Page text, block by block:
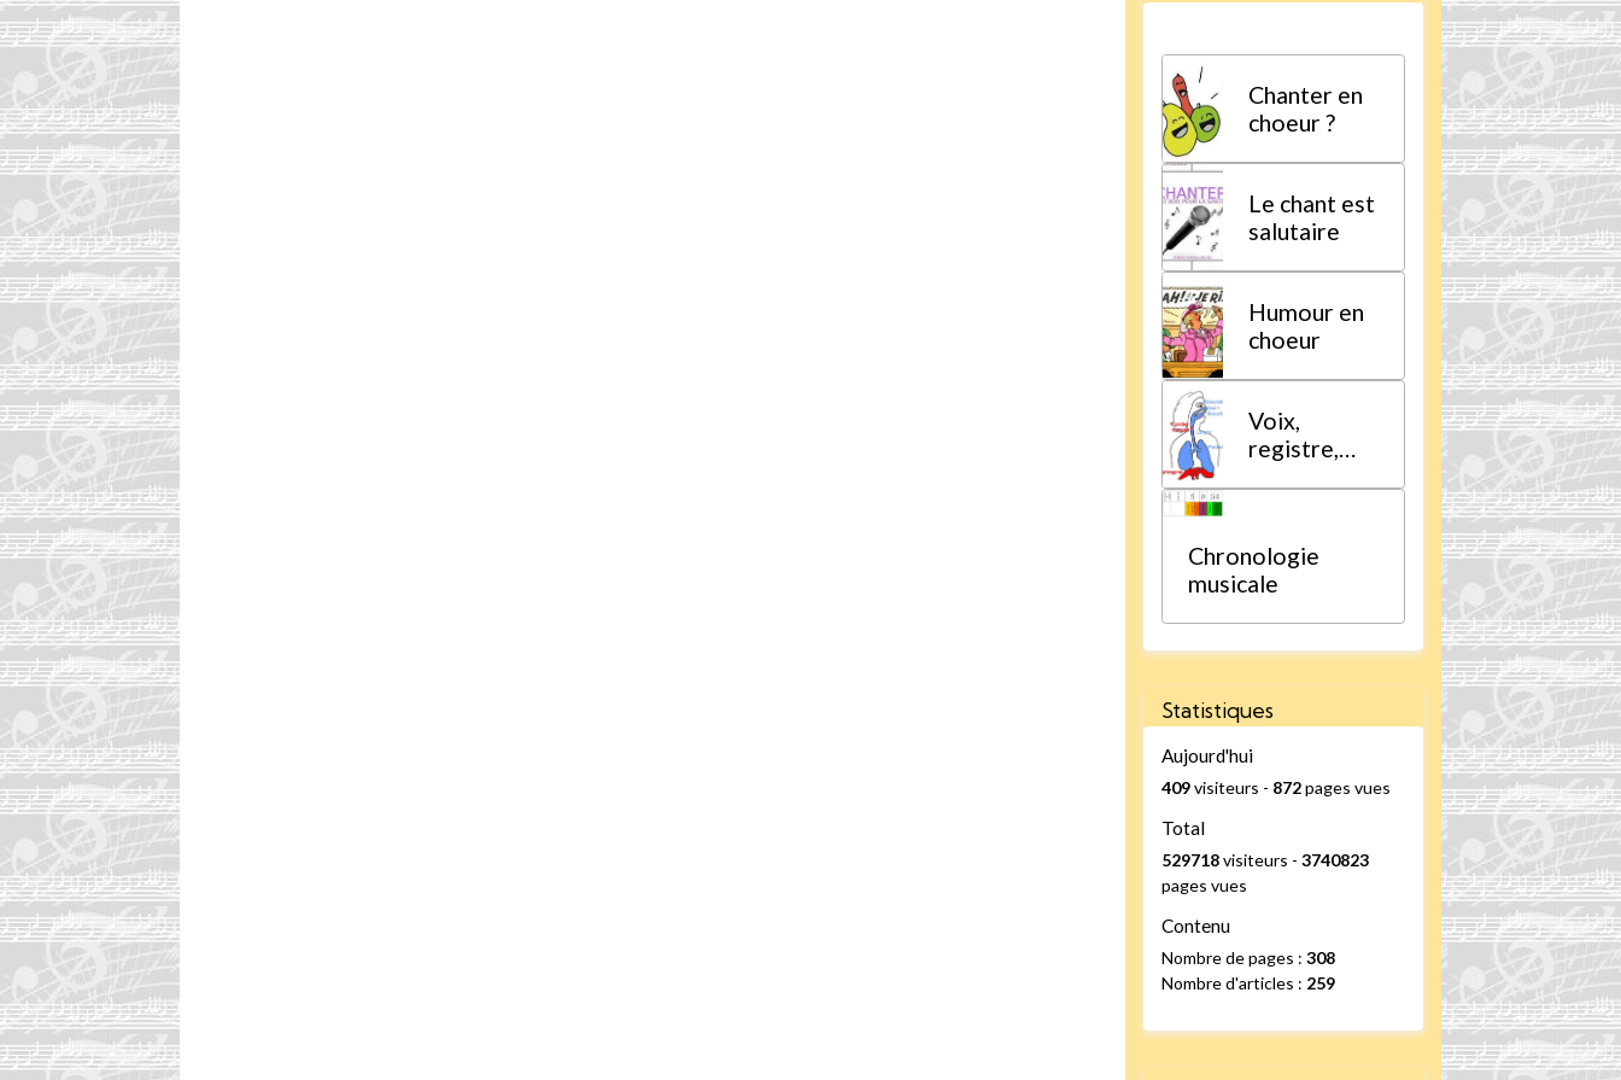
Chanter en
choeur ?
Le chant est
salutaire
Humour en
choeur
Voix,
registre,
Chronologie
musicale
Statistiques
Aujourd'hui
409visiteurs - 872pages vues
Total
529718visiteurs -3740823
pages vues
Contenu
Nombre de pages :308
Nombre d'articles : 259